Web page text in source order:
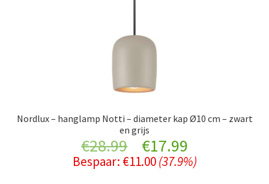
Nordlux – hanglamp Notti – diameter kap Ø10 cm – zwart
en grijs
€28.99
Original
price
€17.99Current
price
Bespaar: €11.00 (37.9%)